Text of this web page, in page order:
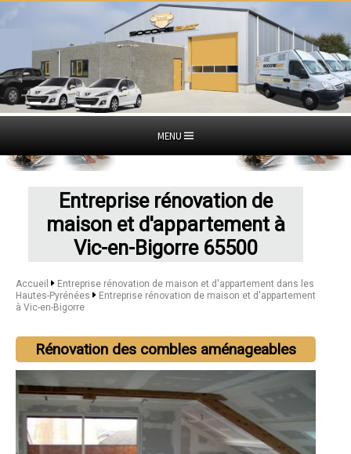
MENU
Entreprise rénovation de
maison et d'appartement à
Vic-en-Bigorre 65500
Accueil
Entreprise rénovation de maison et d'appartement dans les
Hautes-Pyrénées
Entreprise rénovation de maison et d'appartement
à Vic-en-Bigorre
Rénovation des combles aménageables